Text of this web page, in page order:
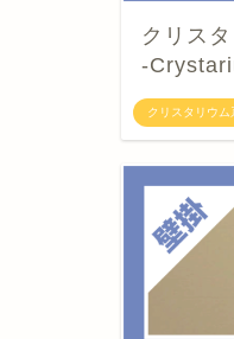
クリスタリウム
クリス
-